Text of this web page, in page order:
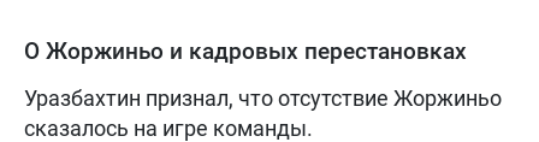
О Жоржиньо и кадровых перестановках
Уразбахтин признал, что отсутствие Жоржиньо
сказалось на игре команды.